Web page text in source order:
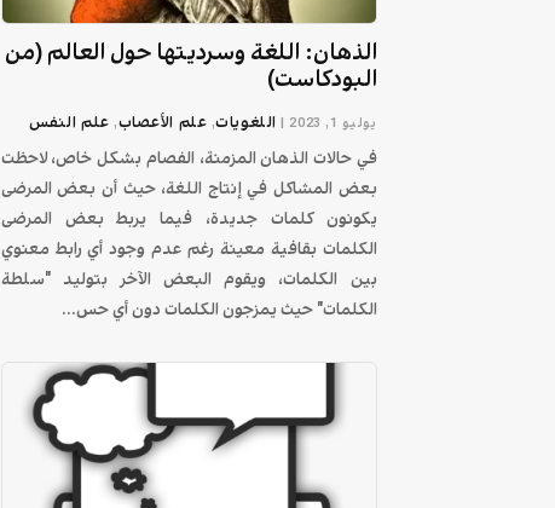
الذهان: اللغة وسرديتها حول العالم (من
البودكاست)
يوليو 1, 2023 | اللغويات, علم الأعصاب, علم النفس
في حالات الذهان المزمنة، الفصام بشكل خاص، لاحظت
بعض المشاكل في إنتاج اللغة، حيث أن بعض المرضى
يكونون كلمات جديدة، فيما يربط بعض المرضى
الكلمات بقافية معينة رغم عدم وجود أي رابط معنوي
بين الكلمات، ويقوم البعض الآخر بتوليد "سلطة
الكلمات" حيث يمزجون الكلمات دون أي حس...